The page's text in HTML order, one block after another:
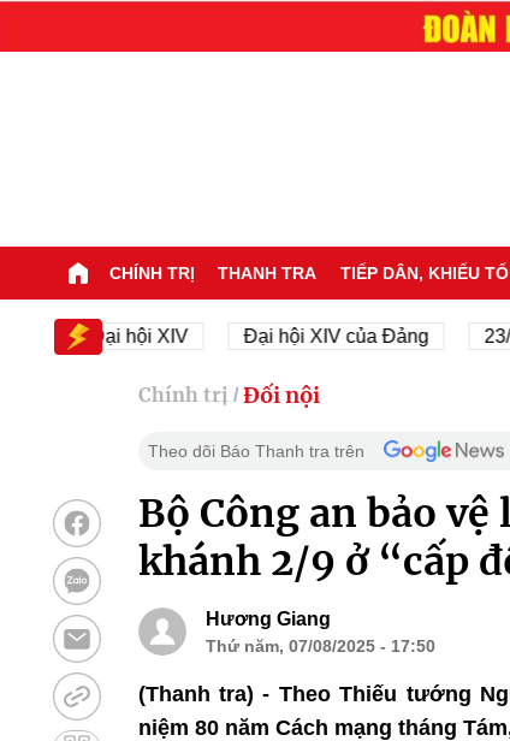
CHÍNH TRỊ THANH TRA TIẾP DÂN, KHIẾU TỐ
Đại hội XIV Đại hội XIV của Đảng 23/11/
Chính trị / Đối nội
Theo dõi Báo Thanh tra trên
Bộ Công an bảo
khánh 2/9 ở “cấp
Hương Giang
Thứ năm, 07/08/2025 - 17:50
(Thanh tra) - Theo Thiếu tướng
niệm 80 năm Cách mạng tháng